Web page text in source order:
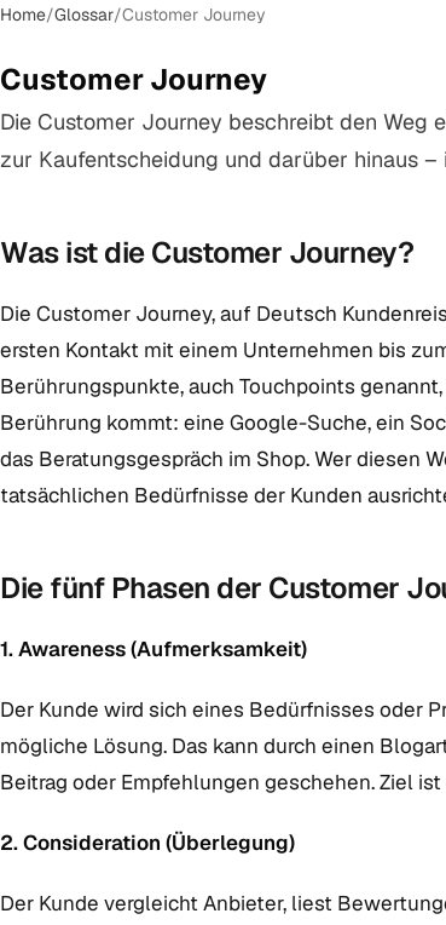
Home/Glossar/Customer Journey
Customer Journey
Die Customer Journey beschreibt den Weg
zur Kaufentscheidung und darüber hinaus
Was ist die Customer Journey?
Die Customer Journey, auf Deutsch
ersten Kontakt mit einem Unternehmen bis
Berührungspunkte, auch Touchpoints
Berührung kommt: eine Google-Suche, ein
das Beratungsgespräch im Shop. Wer diesen
tatsächlichen Bedürfnisse der Kunden
Die fünf Phasen der Customer
1. Awareness (Aufmerksamkeit)
Der Kunde wird sich eines Bedürfnisses oder
mögliche Lösung. Das kann durch einen
Beitrag oder Empfehlungen geschehen. Ziel
2. Consideration (Überlegung)
Der Kunde vergleicht Anbieter, liest